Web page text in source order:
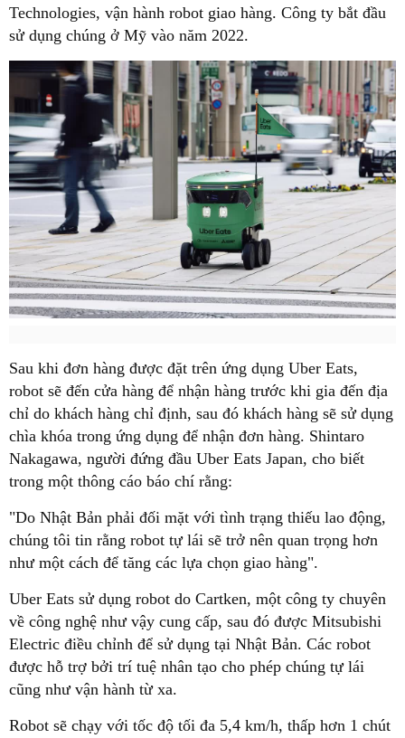
Technologies, vận hành robot giao hàng. Công ty bắt đầu
sử dụng chúng ở Mỹ vào năm 2022.
Sau khi đơn hàng được đặt trên ứng dụng Uber Eats,
robot sẽ đến cửa hàng để nhận hàng trước khi gia đến địa
chỉ do khách hàng chỉ định, sau đó khách hàng sẽ sử dụng
chìa khóa trong ứng dụng để nhận đơn hàng. Shintaro
Nakagawa, người đứng đầu Uber Eats Japan, cho biết
trong một thông cáo báo chí rằng:
"Do Nhật Bản phải đối mặt với tình trạng thiếu lao động,
chúng tôi tin rằng robot tự lái sẽ trở nên quan trọng hơn
như một cách để tăng các lựa chọn giao hàng".
Uber Eats sử dụng robot do Cartken, một công ty chuyên
về công nghệ như vậy cung cấp, sau đó được Mitsubishi
Electric điều chỉnh để sử dụng tại Nhật Bản. Các robot
được hỗ trợ bởi trí tuệ nhân tạo cho phép chúng tự lái
cũng như vận hành từ xa.
Robot sẽ chạy với tốc độ tối đa 5,4 km/h, thấp hơn 1 chút